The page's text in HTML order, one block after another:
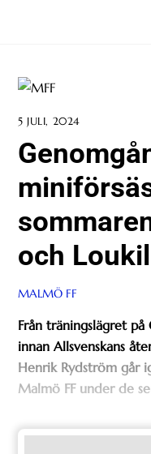
5 JULI, 2024
och
MALMÖ FF
Från träningslägret
innan Allsvenskans
Henrik Rydström går
Malmö FF under de